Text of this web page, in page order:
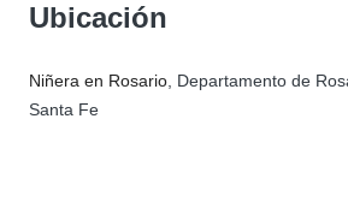
Ubicación
Niñera en Rosario, Departamento de
Santa Fe